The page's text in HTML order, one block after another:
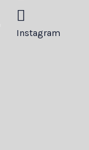
Instagram